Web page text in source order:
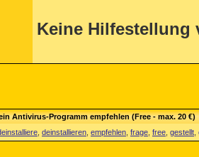
Keine Hilfestellung
Antivirus-Programm empfehlen (Free - max. 20 €)
deinstallieren empfehlen frage free gestellt